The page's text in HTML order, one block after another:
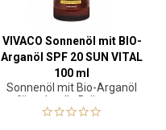
VIVACO Sonnenöl mit BIO-
Arganöl SPF 20 SUN VITAL
100 ml
Sonnenöl mit Bio-Arganöl
für schnelle Bräunung